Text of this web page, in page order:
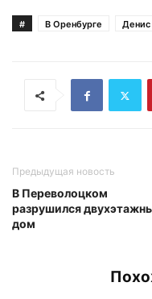
# В Оренбурге Денис
Предыдущая новость
В Переволоцком
разрушился
дом